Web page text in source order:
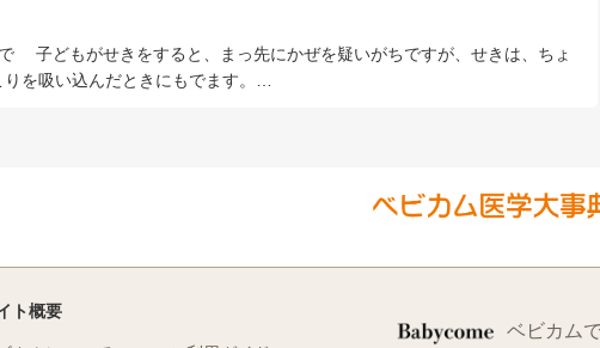
子どもがせきをすると、まっ先にかぜを疑いがちですが、せきは、ちょ
を吸い込んだときにもでます。…
ベビカム
ト概要